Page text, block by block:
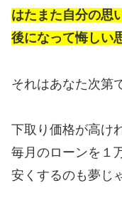
はたまた自分の思
後になって悔しい
それはあなた次第
下取り価格が高け
毎月のローンを１
安くするのも夢じ